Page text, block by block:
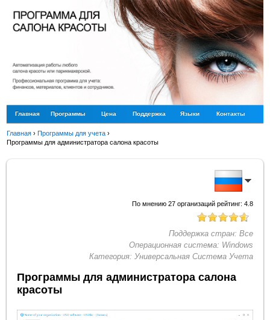
Главная Программы Цена Поддержка Языки Контакты
Главная ›Программы для учета ›
Программы для администратора салона красоты
По мнению 27организаций рейтинг: 4.8
Поддержка стран: Все
Операционная система: Windows
Категория: Универсальная Система Учета
Программы для администратора салона
красоты